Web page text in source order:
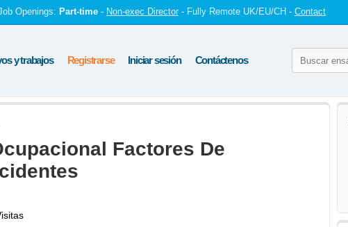
Openings: Part-time - Non-exec Director - Fully Remote UK/EU/CH - Contact
y trabajos Registrarse Iniciar sesión Contáctenos
Factores De